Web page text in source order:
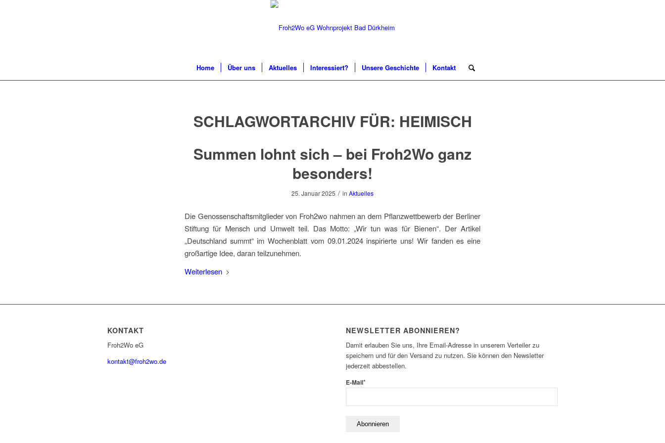
Home Über uns Aktuelles Interessiert? Unsere Geschichte Kontakt
SCHLAGWORTARCHIV FÜR: HEIMISCH
Summen lohnt sich – bei Froh2Wo ganz
besonders!
25. Januar 2025 / in Aktuelles
Die Genossenschaftsmitglieder von Froh2wo nahmen an dem Pflanzwettbewerb der Berliner
Stiftung für Mensch und Umwelt teil. Das Motto: „Wir tun was für Bienen“. Der Artikel
„Deutschland summt“ im Wochenblatt vom 09.01.2024 inspirierte uns! Wir fanden es eine
großartige Idee, daran teilzunehmen.
Weiterlesen
KONTAKT
Froh2Wo eG
kontakt@froh2wo.de
NEWSLETTER ABONNIEREN?
Damit erlauben Sie uns, Ihre Email-Adresse in unserem Verteiler zu
speichern und für den Versand zu nutzen. Sie können den Newsletter
jederzeit abbestellen.
E-Mail*